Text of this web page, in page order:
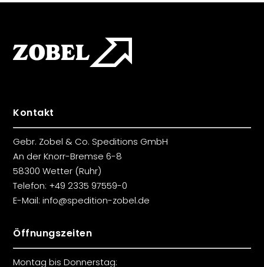
Kontakt
Gebr. Zobel & Co. Speditions GmbH
An der Knorr-Bremse 6-8
58300 Wetter (Ruhr)
Telefon: +49 2335 97559-0
E-Mail:info@spedition-zobel.de
Öffnungszeiten
Montag bis Donnerstag: